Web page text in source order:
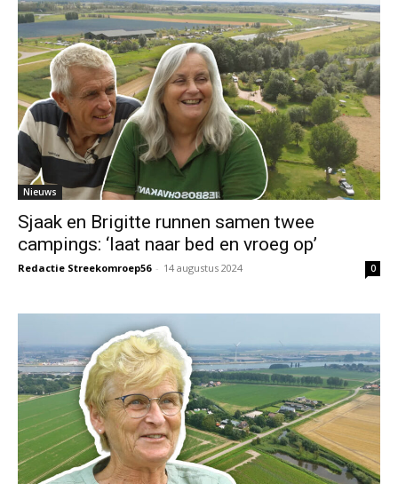
Nieuws
Sjaak en Brigitte runnen samen twee
campings: ‘laat naar bed en vroeg op’
Redactie Streekomroep56 - 14 augustus 2024 0